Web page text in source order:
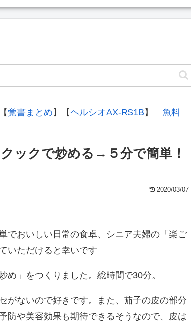
覚書まとめ 】【ヘルシオAX-RS1B 】 魚料
ックで炒める→５分で簡単！
2020/03/07
でおいしい日常の食卓、シニア夫婦の「楽ご
いただけると幸いです
め」をつくりました。総時間で30分。
がないので好きです。また、茄子の皮の部分
防や美容効果も期待できるそうなので、皮は